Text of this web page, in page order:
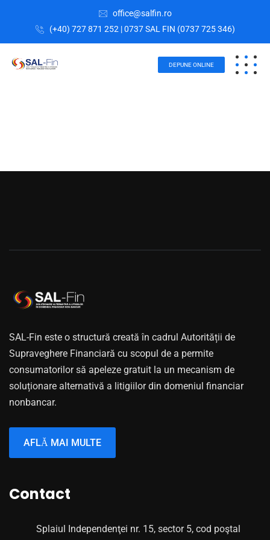
office@salfin.ro
(+40) 727 871 252 | 0737 SAL FIN (0737 725 346)
DEPUNE ONLINE
SAL-Fin este o structură creată în cadrul Autorității de
Supraveghere Financiară cu scopul de a permite
consumatorilor să apeleze gratuit la un mecanism de
soluționare alternativă a litigiilor din domeniul financiar
nonbancar.
AFLĂ MAI MULTE
Contact
Splaiul Independenţei nr. 15, sector 5, cod poştal